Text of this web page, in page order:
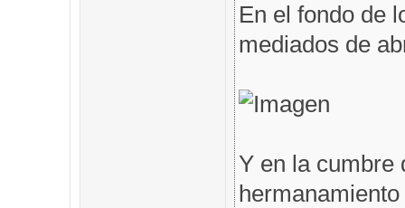
En el fondo de
mediados de
Y en la cumbre